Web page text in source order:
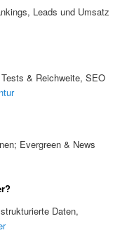
Leads und Umsatz
& Reichweite, SEO
Evergreen & News
Daten,